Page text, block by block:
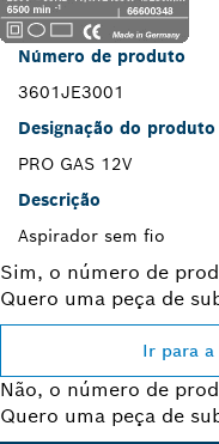
Número de produto
3601JE3001
Designação do produto
PRO GAS 12V
Descrição
Aspirador sem fio
Sim, o número de
Quero uma peça de
Ir para
Não, o número de
Quero uma peça de